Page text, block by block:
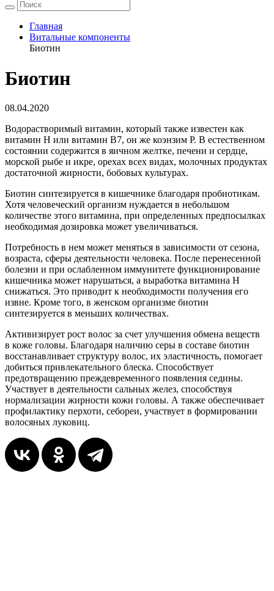
Главная
Витальные компоненты
Биотин
Биотин
08.04.2020
Водорастворимый витамин, который также известен как
витамин Н или витамин В7, он же коэнзим Р. В естественном
состоянии содержится в яичном желтке, печени и сердце,
морской рыбе и икре, орехах всех видах, молочных продуктах
достаточной жирности, бобовых культурах.
Биотин синтезируется в кишечнике благодаря пробиотикам.
Хотя человеческий организм нуждается в небольшом
количестве этого витамина, при определенных предпосылках
необходимая дозировка может увеличиваться.
Потребность в нем может меняться в зависимости от сезона,
возраста, сферы деятельности человека. После перенесенной
болезни и при ослабленном иммунитете функционирование
кишечника может нарушаться, а выработка витамина H
снижаться. Это приводит к необходимости получения его
извне. Кроме того, в женском организме биотин
синтезируется в меньших количествах.
Активизирует рост волос за счет улучшения обмена веществ
в коже головы. Благодаря наличию серы в составе биотин
восстанавливает структуру волос, их эластичность, помогает
добиться привлекательного блеска. Способствует
предотвращению преждевременного появления седины.
Участвует в деятельности сальных желез, способствуя
нормализации жирности кожи головы. А также обеспечивает
профилактику перхоти, себореи, участвует в формировании
волосяных луковиц.